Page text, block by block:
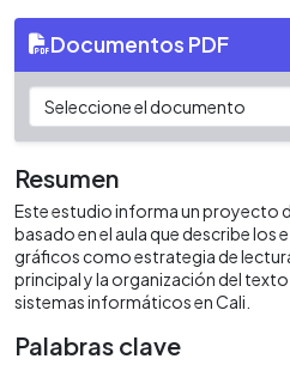
Documentos PDF
Resumen
Este estudio informa un proyecto
basado en el aula que describe
gráficos como estrategia de
principal y la organización del
sistemas informáticos en Cali.
Palabras clave